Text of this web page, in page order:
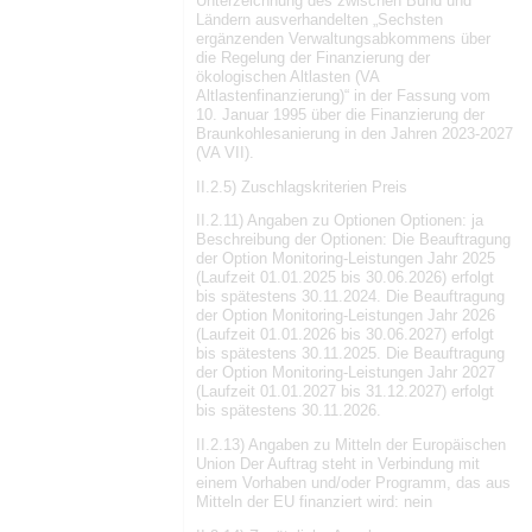
Ländern ausverhandelten „Sechsten
ergänzenden Verwaltungsabkommens über
die Regelung der Finanzierung der
ökologischen Altlasten (VA
Altlastenfinanzierung)“ in der Fassung vom
10. Januar 1995 über die Finanzierung der
Braunkohlesanierung in den Jahren 2023-2027
(VA VII).
II.2.5) Zuschlagskriterien Preis
II.2.11) Angaben zu Optionen Optionen: ja
Beschreibung der Optionen: Die Beauftragung
der Option Monitoring-Leistungen Jahr 2025
(Laufzeit 01.01.2025 bis 30.06.2026) erfolgt
bis spätestens 30.11.2024. Die Beauftragung
der Option Monitoring-Leistungen Jahr 2026
(Laufzeit 01.01.2026 bis 30.06.2027) erfolgt
bis spätestens 30.11.2025. Die Beauftragung
der Option Monitoring-Leistungen Jahr 2027
(Laufzeit 01.01.2027 bis 31.12.2027) erfolgt
bis spätestens 30.11.2026.
II.2.13) Angaben zu Mitteln der Europäischen
Union Der Auftrag steht in Verbindung mit
einem Vorhaben und/oder Programm, das aus
Mitteln der EU finanziert wird: nein